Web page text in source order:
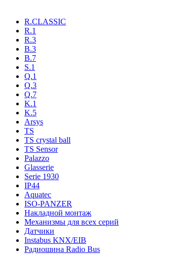
R.CLASSIC
R.1
R.3
B.3
B.7
S.1
Q.1
Q.3
Q.7
K.1
K.5
Arsys
TS
TS crystal ball
TS Sensor
Palazzo
Glasserie
Serie 1930
IP44
Aquatec
ISO-PANZER
Накладной монтаж
Механизмы для всех серий
Датчики
Instabus KNX/EIB
Радиошина Radio Bus